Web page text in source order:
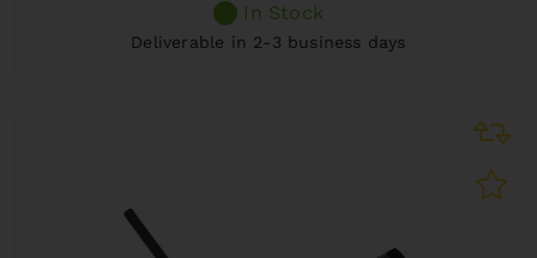
In Stock
Deliverable in 2-3 business days